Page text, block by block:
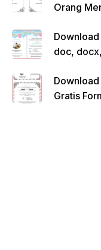
Orang
doc,
Download
Gratis